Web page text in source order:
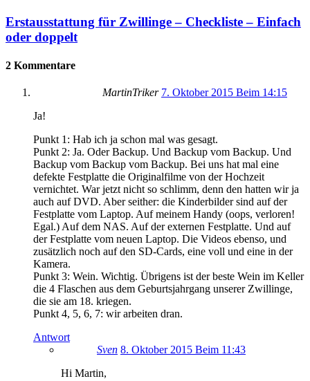
Erstausstattung für Zwillinge – Checkliste – Einfach
oder doppelt
2 Kommentare
MartinTriker 7. Oktober 2015 Beim 14:15
Ja!
Punkt 1: Hab ich ja schon mal was gesagt.
Punkt 2: Ja. Oder Backup. Und Backup vom Backup. Und
Backup vom Backup vom Backup. Bei uns hat mal eine
defekte Festplatte die Originalfilme von der Hochzeit
vernichtet. War jetzt nicht so schlimm, denn den hatten wir ja
auch auf DVD. Aber seither: die Kinderbilder sind auf der
Festplatte vom Laptop. Auf meinem Handy (oops, verloren!
Egal.) Auf dem NAS. Auf der externen Festplatte. Und auf
der Festplatte vom neuen Laptop. Die Videos ebenso, und
zusätzlich noch auf den SD-Cards, eine voll und eine in der
Kamera.
Punkt 3: Wein. Wichtig. Übrigens ist der beste Wein im Keller
die 4 Flaschen aus dem Geburtsjahrgang unserer Zwillinge,
die sie am 18. kriegen.
Punkt 4, 5, 6, 7: wir arbeiten dran.
Antwort
Sven 8. Oktober 2015 Beim 11:43
Hi Martin,